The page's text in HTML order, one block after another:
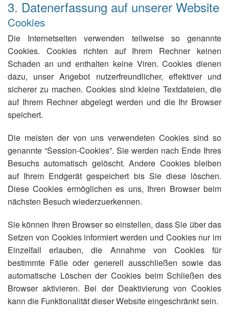
3. Datenerfassung auf unserer Website
Cookies
Die Internetseiten verwenden teilweise so genannte
Cookies. Cookies richten auf Ihrem Rechner keinen
Schaden an und enthalten keine Viren. Cookies dienen
dazu, unser Angebot nutzerfreundlicher, effektiver und
sicherer zu machen. Cookies sind kleine Textdateien, die
auf Ihrem Rechner abgelegt werden und die Ihr Browser
speichert.
Die meisten der von uns verwendeten Cookies sind so
genannte “Session-Cookies”. Sie werden nach Ende Ihres
Besuchs automatisch gelöscht. Andere Cookies bleiben
auf Ihrem Endgerät gespeichert bis Sie diese löschen.
Diese Cookies ermöglichen es uns, Ihren Browser beim
nächsten Besuch wiederzuerkennen.
Sie können Ihren Browser so einstellen, dass Sie über das
Setzen von Cookies informiert werden und Cookies nur im
Einzelfall erlauben, die Annahme von Cookies für
bestimmte Fälle oder generell ausschließen sowie das
automatische Löschen der Cookies beim Schließen des
Browser aktivieren. Bei der Deaktivierung von Cookies
kann die Funktionalität dieser Website eingeschränkt sein.